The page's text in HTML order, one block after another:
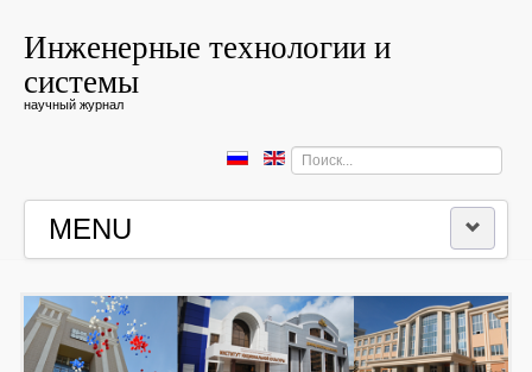
Инженерные технологии и
системы
научный журнал
Искать...
MENU
РЕДКОЛЛЕГИЯ